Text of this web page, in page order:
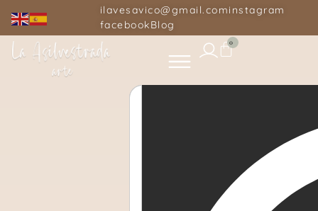
ilavesavico@gmail.cominstagram
facebookBlog
0